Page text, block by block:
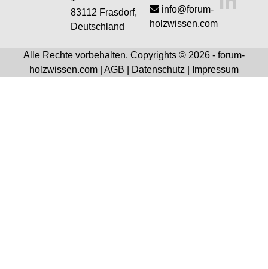
83112 Frasdorf,
Deutschland
info@forum-
holzwissen.com
Alle Rechte vorbehalten. Copyrights © 2026 - forum-
holzwissen.com | AGB Datenschutz Impressum